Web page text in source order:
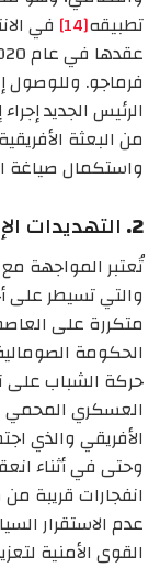
تطبيقه[14]
في
فرماجو. وللوصول
الرئيس الجديد
من البعثة الأفريقية
واستكمال صياغة
2. التهديدات
تُعتبر المواجهة
والتي تسيطر على
متكررة على
الحكومة
حركة الشباب على
العسكري المحمي
الأفريقي والذي
وحتى في أثناء
انفجارات قريبة
عدم الاستقرار
القوى الأمنية